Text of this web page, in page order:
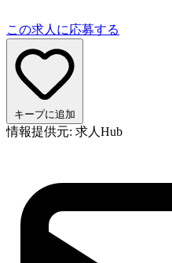
この求人に応募する
キープに追加
情報提供元: 求人Hub